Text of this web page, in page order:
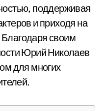
поддерживая
и приходя на
своим
Юрий Николаев
для многих